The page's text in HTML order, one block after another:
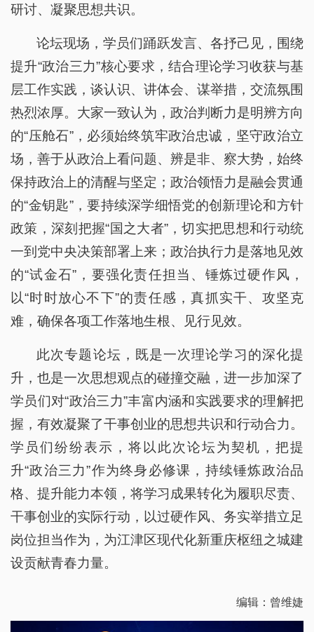
研讨、凝聚思想共识。
论坛现场，学员们踊跃发言、各抒己见，围绕
提升“政治三力”核心要求，结合理论学习收获与基
层工作实践，谈认识、讲体会、谋举措，交流氛围
热烈浓厚。大家一致认为，政治判断力是明辨方向
的“压舱石”，必须始终筑牢政治忠诚，坚守政治立
场，善于从政治上看问题、辨是非、察大势，始终
保持政治上的清醒与坚定；政治领悟力是融会贯通
的“金钥匙”，要持续深学细悟党的创新理论和方针
政策，深刻把握“国之大者”，切实把思想和行动统
一到党中央决策部署上来；政治执行力是落地见效
的“试金石”，要强化责任担当、锤炼过硬作风，
以“时时放心不下”的责任感，真抓实干、攻坚克
难，确保各项工作落地生根、见行见效。
此次专题论坛，既是一次理论学习的深化提
升，也是一次思想观点的碰撞交融，进一步加深了
学员们对“政治三力”丰富内涵和实践要求的理解把
握，有效凝聚了干事创业的思想共识和行动合力。
学员们纷纷表示，将以此次论坛为契机，把提
升“政治三力”作为终身必修课，持续锤炼政治品
格、提升能力本领，将学习成果转化为履职尽责、
干事创业的实际行动，以过硬作风、务实举措立足
岗位担当作为，为江津区现代化新重庆枢纽之城建
设贡献青春力量。
编辑：曾维婕